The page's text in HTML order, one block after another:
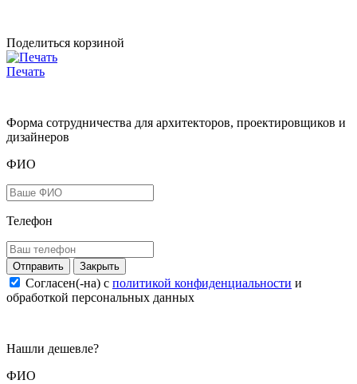
Поделиться корзиной
Печать
Форма сотрудничества для архитекторов, проектировщиков и
дизайнеров
ФИО
Телефон
Закрыть
Согласен(-на) c политикой конфиденциальности и
обработкой персональных данных
Нашли дешевле?
ФИО